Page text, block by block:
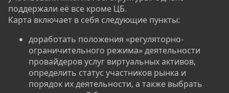
поддержали её все кроме ЦБ.
Карта включает в себя следующие пункты:
доработать положения «регуляторно-
ограничительного режима» деятельности
провайдеров услуг виртуальных активов,
определить статус участников рынка и
порядок их деятельности, а также выбрать